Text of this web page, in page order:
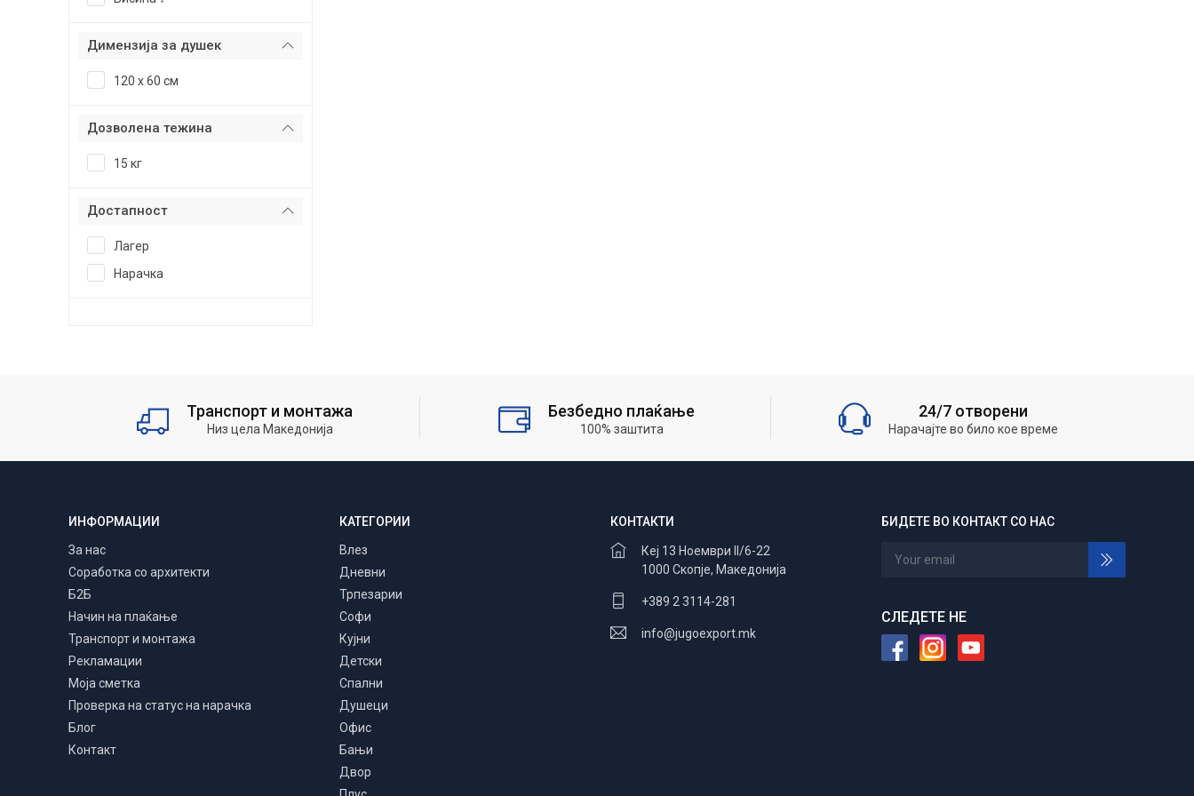
Димензија за душек
120 х 60 см
Дозволена тежина
15 кг
Достапност
Лагер
Нарачка
Транспорт и монтажа
Низ цела Македонија
Безбедно плаќање
100% заштита
24/7 отворени
Нарачајте во било кое време
ИНФОРМАЦИИ
За нас
Соработка со архитекти
Б2Б
Начин на плаќање
Транспорт и монтажа
Рекламации
Моја сметка
Проверка на статус на нарачка
Блог
Контакт
КАТЕГОРИИ
Влез
Дневни
Трпезарии
Софи
Кујни
Детски
Спални
Душеци
Офис
Бањи
Двор
КОНТАКТИ
Кеј 13 Ноември II/6-22
1000 Скопје, Македонија
+389 2 3114-281
info@jugoexport.mk
БИДЕТЕ ВО КОНТАКТ СО НАС
СЛЕДЕТЕ НЕ